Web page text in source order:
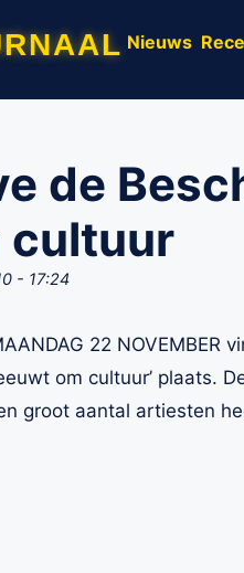
Nieuws
de
cultuur
- 17:24
22 NOVEMBER
om cultuur’ plaats.
groot aantal artiesten